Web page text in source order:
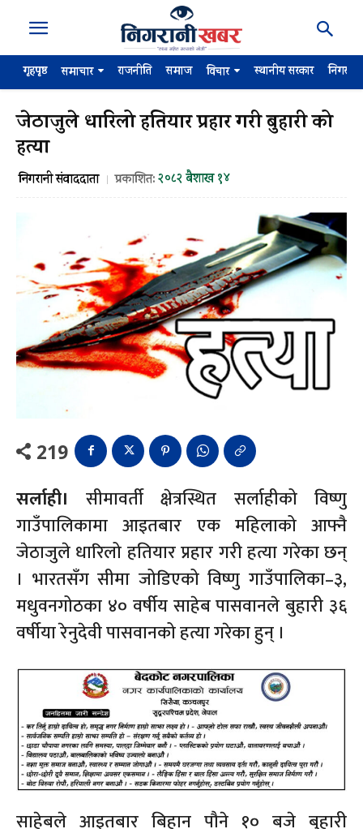
गृहपृष्ठ समाचार राजनीति समाज विचार स्थानीय सरकार
जेठाजुले धारिलो हतियार प्रहार गरी बुहारी को
हत्या
निगरानी संवाददाता प्रकाशित:२०८२ बैशाख १४
219
सर्लाही। सीमावर्ती क्षेत्रस्थित सर्लाहीको विष्णु
गाउँपालिकामा आइतबार एक महिलाको आफ्नै
जेठाजुले धारिलो हतियार प्रहार गरी हत्या गरेका छन्
। भारतसँग सीमा जोडिएको विष्णु गाउँपालिका–३,
मधुवनगोठका ४० वर्षीय साहेब पासवानले बुहारी ३६
वर्षीया रेनुदेवी पासवानको हत्या गरेका हुन् ।
साहेबले आइतबार बिहान पौने १० बजे बुहारी